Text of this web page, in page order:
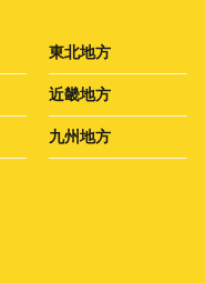
東北地方
近畿地方
九州地方